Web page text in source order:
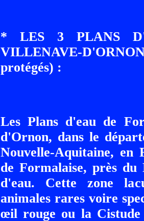
* LES 3 PLANS
VILLENAVE-
protégés) :
Les Plans d'eau de
d'Ornon, dans le
Nouvelle-Aquitaine, en
de Formalaise, près
d'eau. Cette zone
animales rares voire
œil rouge ou la